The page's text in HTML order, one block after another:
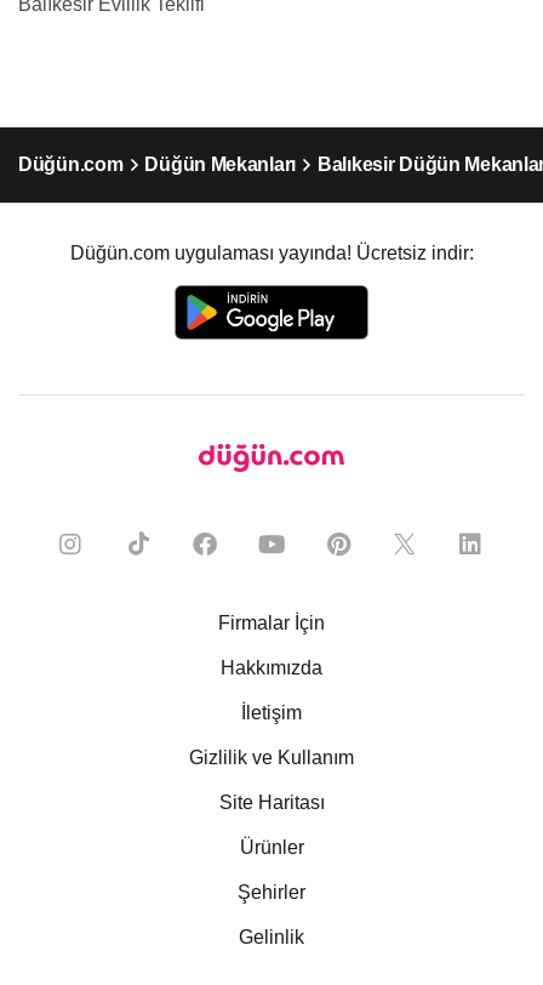
Balıkesir Evlilik Teklifi
Düğün.com Düğün Mekanları Balıkesir Düğün
Düğün.com uygulaması yayında! Ücretsiz indir:
Firmalar İçin
Hakkımızda
İletişim
Gizlilik ve Kullanım
Site Haritası
Ürünler
Şehirler
Gelinlik